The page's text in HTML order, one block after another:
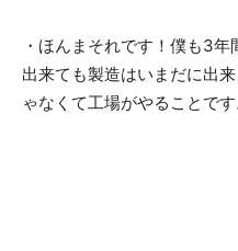
・ほんまそれです！僕も3
出来ても製造はいまだに出
ゃなくて工場がやることです